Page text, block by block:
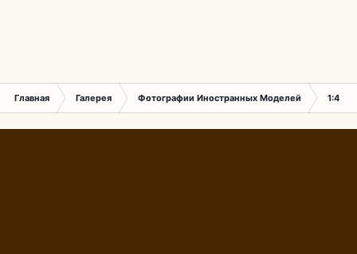
Главная Галерея Фотографии Иностранных Моделей 1:43